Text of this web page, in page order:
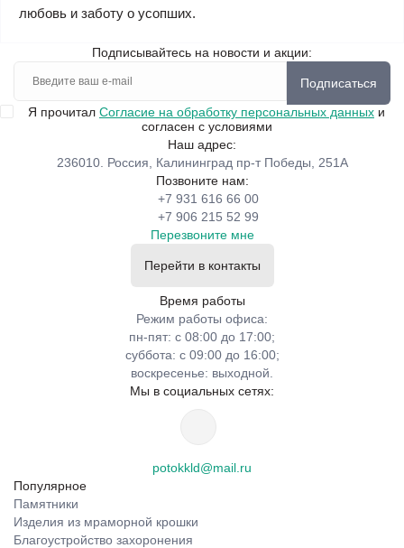
любовь и заботу о усопших.
Подписывайтесь на новости и акции:
Подписаться
Я прочитал Согласие на обработку персональных данных и
согласен с условиями
Наш адрес:
236010. Россия, Калининград пр-т Победы, 251А
Позвоните нам:
+7 931 616 66 00
+7 906 215 52 99
Перезвоните мне
Перейти в контакты
Время работы
Режим работы офиса:
пн-пят: с 08:00 до 17:00;
суббота: с 09:00 до 16:00;
воскресенье: выходной.
Мы в социальных сетях:
potokkld@mail.ru
Популярное
Памятники
Изделия из мраморной крошки
Благоустройство захоронения